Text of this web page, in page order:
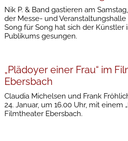
Nik P. & Band gastieren am
der Messe- und
Song für Song hat sich der Künstler
Publikums gesungen.
„Plädoyer einer Frau“ im
Ebersbach
Claudia Michelsen und Frank
24. Januar, um 16.00 Uhr, mit einem
Filmtheater Ebersbach.